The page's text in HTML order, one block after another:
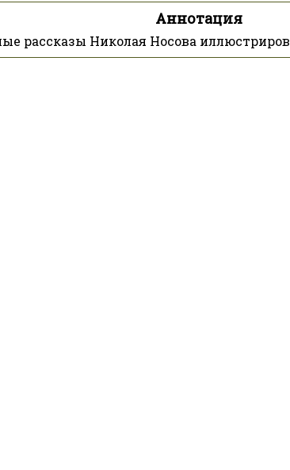
Аннотация
рассказы Николая Носова